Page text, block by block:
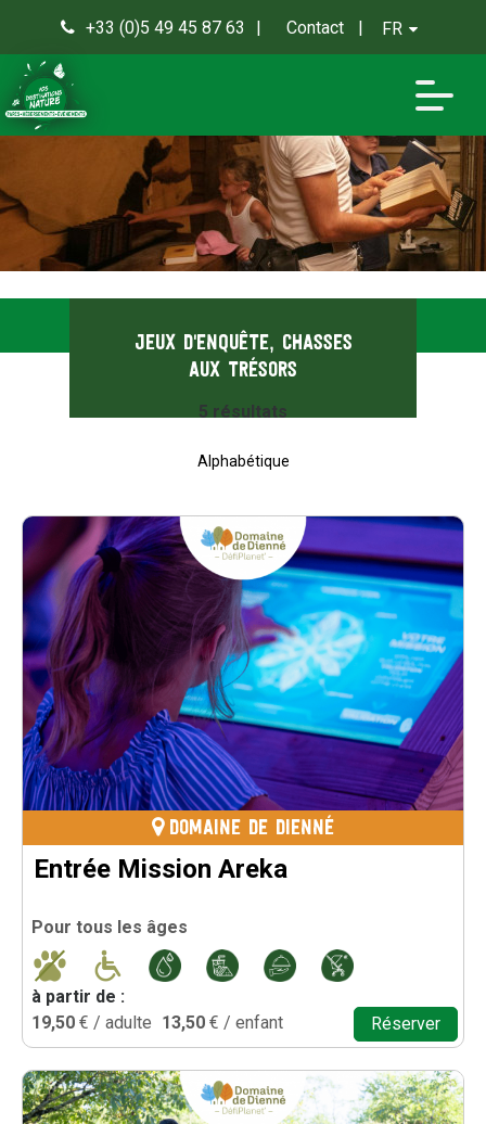
+33 (0)5 49 45 87 63 Contact FR
Jeux d'enquête, Chasses
aux trésors
5 résultats
Alphabétique
Entrée Mission Areka
DOMAINE DE DIENNÉ
Pour tous les âges
à partir de :
19,50 € / adulte 13,50 € / enfant Réserver